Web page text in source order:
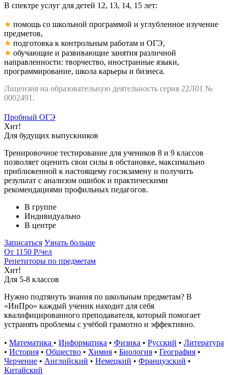
В спектре услуг для детей 12, 13, 14, 15 лет:
★ помощь со школьной программой и углубленное изучение
предметов,
★ подготовка к контрольным работам и ОГЭ,
★ обучающие и развивающие занятия различной
направленности: творчество, иностранные языки,
программирование, школа карьеры и бизнеса.
Лицензия на образовательную деятельность серия 22Л01 №
0002491.
Пробный ОГЭ
Хит!
Для будущих выпускников
Тренировочное тестирование для учеников 8 и 9 классов
позволяет оценить свои силы в обстановке, максимально
приближенной к настоящему госэкзамену и получить
результат с анализом ошибок и практическими
рекомендациями профильных педагогов.
В группе
Индивидуально
В центре
Записаться Узнать больше
От 1150 Р/чел
Репетиторы по предметам
Хит!
Для 5-8 классов
Нужно подтянуть знания по школьным предметам? В
«ИнПро» каждый ученик находит для себя
квалифицированного преподавателя, который помогает
устранять проблемы с учёбой грамотно и эффективно.
• Математика • Информатика • Физика • Русский • Литература
• История • Общество • Химия • Биология • География •
Черчение • Английский • Немецкий • Французский •
Китайский